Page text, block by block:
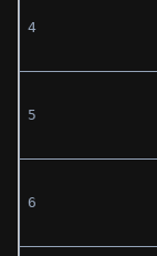
4
5
6